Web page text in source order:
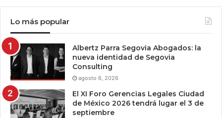
Lo más popular
Albertz Parra Segovia Abogados: la
nueva identidad de Segovia
Consulting
agosto 6, 2026
El XI Foro Gerencias Legales Ciudad
de México 2026 tendrá lugar el 3 de
septiembre